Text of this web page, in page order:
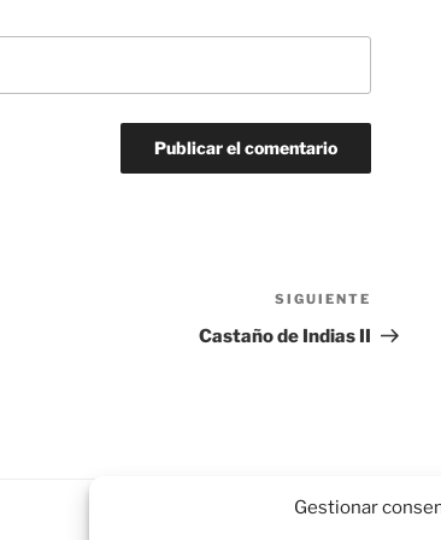
Gestionar
entrada
SIGUIENTE
Castaño de Indias II